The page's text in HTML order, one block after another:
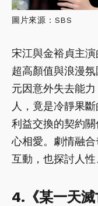
圖片來源：SBS
宋江與金裕貞主
超高顏值與浪漫
元因意外失去能
人，竟是冷靜果
利益交換的契約
心相愛。劇情融
互動，也探討人性
4.《某一天滅